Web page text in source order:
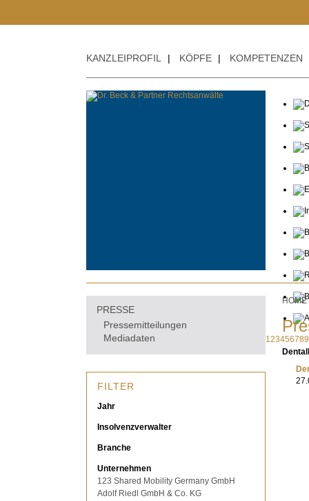
KANZLEIPROFIL | KÖPFE | KOMPETENZEN
123456789
PRESSE
Pressemitteilungen
Mediadaten
FILTER
Jahr
Insolvenzverwalter
Branche
Unternehmen
123 Shared Mobility Germany GmbH
Adolf Riedl GmbH & Co. KG
HOME